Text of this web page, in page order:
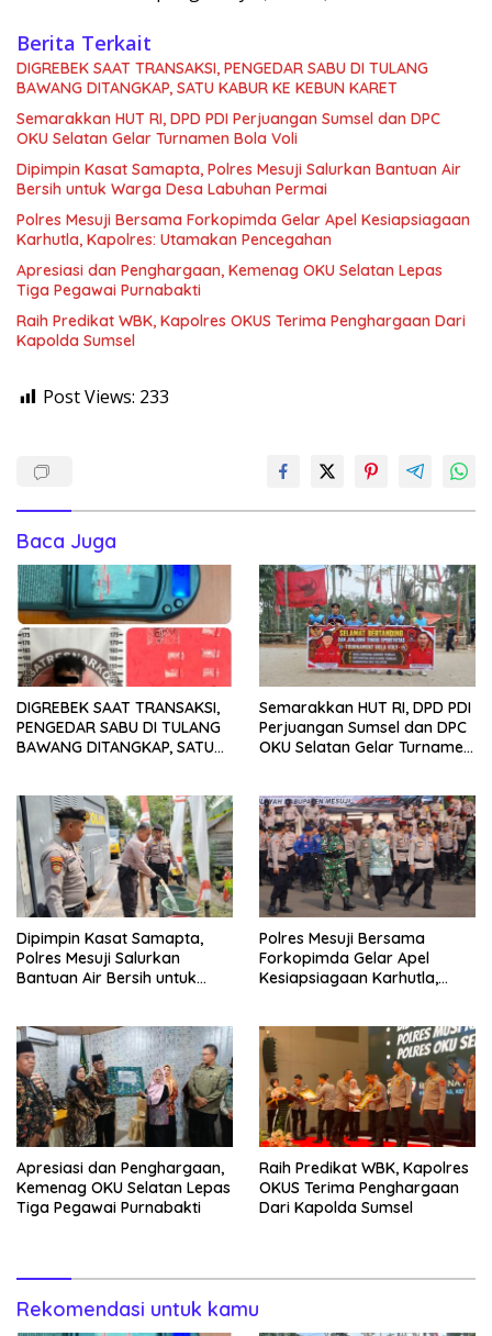
Berita Terkait
DIGREBEK SAAT TRANSAKSI, PENGEDAR SABU DI TULANG
BAWANG DITANGKAP, SATU KABUR KE KEBUN KARET
Semarakkan HUT RI, DPD PDI Perjuangan Sumsel dan DPC
OKU Selatan Gelar Turnamen Bola Voli
Dipimpin Kasat Samapta, Polres Mesuji Salurkan Bantuan Air
Bersih untuk Warga Desa Labuhan Permai
Polres Mesuji Bersama Forkopimda Gelar Apel Kesiapsiagaan
Karhutla, Kapolres: Utamakan Pencegahan
Apresiasi dan Penghargaan, Kemenag OKU Selatan Lepas
Tiga Pegawai Purnabakti
Raih Predikat WBK, Kapolres OKUS Terima Penghargaan Dari
Kapolda Sumsel
Post Views: 233
Baca Juga
DIGREBEK SAAT TRANSAKSI,
PENGEDAR SABU DI TULANG
BAWANG DITANGKAP, SATU
Semarakkan HUT RI, DPD PDI
Perjuangan Sumsel dan DPC
OKU Selatan Gelar Turnamen
Dipimpin Kasat Samapta,
Polres Mesuji Salurkan
Bantuan Air Bersih untuk
Polres Mesuji Bersama
Forkopimda Gelar Apel
Kesiapsiagaan Karhutla,
Apresiasi dan Penghargaan,
Kemenag OKU Selatan Lepas
Tiga Pegawai Purnabakti
Raih Predikat WBK, Kapolres
OKUS Terima Penghargaan
Dari Kapolda Sumsel
Rekomendasi untuk kamu